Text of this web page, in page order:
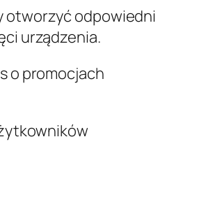
otworzyć odpowiedni
urządzenia.
o promocjach